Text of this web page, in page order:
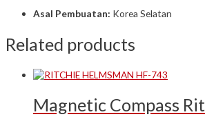
Asal Pembuatan: Korea Selatan
Related products
Magnetic Compass